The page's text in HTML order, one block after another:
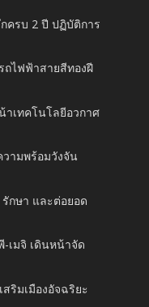
ครบ 2 ปี ปฏิบัติการ
ถไฟฟ้าสายสีทองฝี
าเทคโนโลยีอวกาศ
ามพร้อมวังจัน
กษา และต่อยอด
เมจิ เดินหน้าจัด
ริมเมืองอัจฉริยะ